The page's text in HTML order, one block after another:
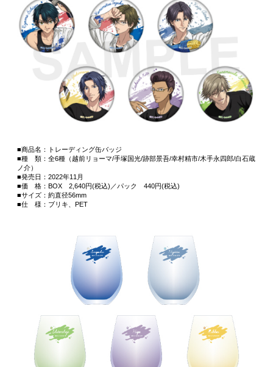
■商品名：トレーディング缶バッジ
■種 類：全6種（越前リョーマ/手塚国光/跡部景吾/幸村精市/木手永四郎/白石蔵
ノ介）
■発売日：2022年11月
■価 格：BOX 2,640円(税込)／パック 440円(税込)
■サイズ：約直径56mm
■仕 様：ブリキ、PET